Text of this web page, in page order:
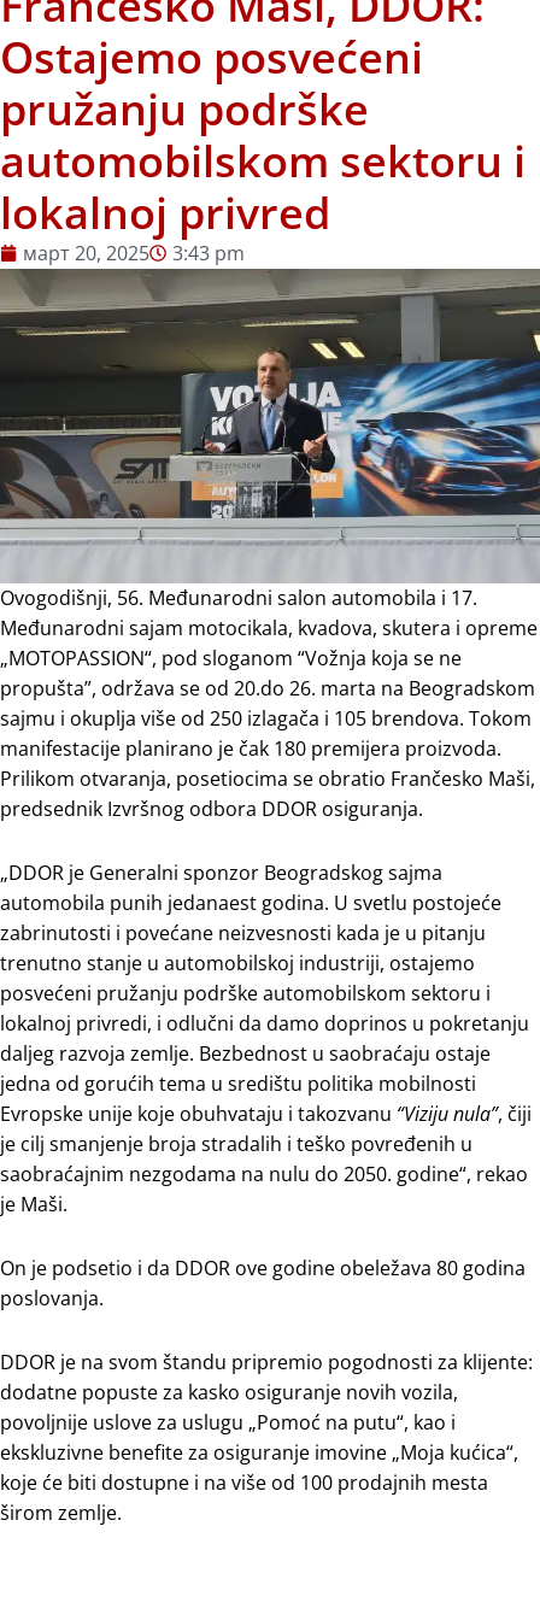
Ostajemo posvećeni
pružanju podrške
automobilskom sektoru i
lokalnoj privred
март 20, 2025 3:43 pm
Ovogodišnji, 56. Međunarodni salon automobila i 17.
Međunarodni sajam motocikala, kvadova, skutera i opreme
„MOTOPASSION“, pod sloganom “Vožnja koja se ne
propušta”, održava se od 20.do 26. marta na Beogradskom
sajmu i okuplja više od 250 izlagača i 105 brendova. Tokom
manifestacije planirano je čak 180 premijera proizvoda.
Prilikom otvaranja, posetiocima se obratio Frančesko Maši,
predsednik Izvršnog odbora DDOR osiguranja.
„DDOR je Generalni sponzor Beogradskog sajma
automobila punih jedanaest godina. U svetlu postojeće
zabrinutosti i povećane neizvesnosti kada je u pitanju
trenutno stanje u automobilskoj industriji, ostajemo
posvećeni pružanju podrške automobilskom sektoru i
lokalnoj privredi, i odlučni da damo doprinos u pokretanju
daljeg razvoja zemlje. Bezbednost u saobraćaju ostaje
jedna od gorućih tema u središtu politika mobilnosti
Evropske unije koje obuhvataju i takozvanu “Viziju nula”, čiji
je cilj smanjenje broja stradalih i teško povređenih u
saobraćajnim nezgodama na nulu do 2050. godine“, rekao
je Maši.
On je podsetio i da DDOR ove godine obeležava 80 godina
poslovanja.
DDOR je na svom štandu pripremio pogodnosti za klijente:
dodatne popuste za kasko osiguranje novih vozila,
povoljnije uslove za uslugu „Pomoć na putu“, kao i
ekskluzivne benefite za osiguranje imovine „Moja kućica“,
koje će biti dostupne i na više od 100 prodajnih mesta
širom zemlje.